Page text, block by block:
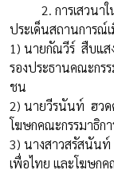
2. การเสวนาใน
ประเด็นสถานการณ์
1) นายกัณวีร์ สืบแส
รองประธานคณะกร
ชน
2) นายวีรนันท์ ฮวด
โฆษกคณะกรรมาธิก
3) นางสาวสรัสนัน
เพื่อไทย และโฆษกค